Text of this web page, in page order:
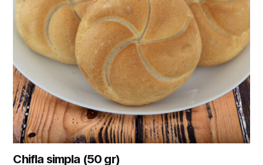
Chifla simpla (50 gr)